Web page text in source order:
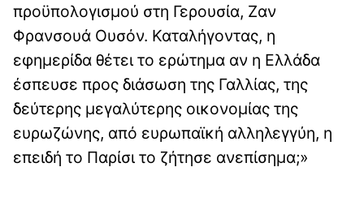
προϋπολογισμού στη Γερουσία, Ζαν
Φρανσουά Ουσόν. Καταλήγοντας, η
εφημερίδα θέτει το ερώτημα αν η Ελλάδα
έσπευσε προς διάσωση της Γαλλίας, της
δεύτερης μεγαλύτερης οικονομίας της
ευρωζώνης, από ευρωπαϊκή αλληλεγγύη, η
επειδή το Παρίσι το ζήτησε ανεπίσημα;»